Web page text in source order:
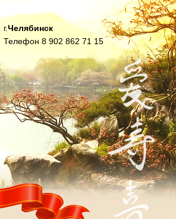
г.Челябинск
Телефон 8 902 862 71 15